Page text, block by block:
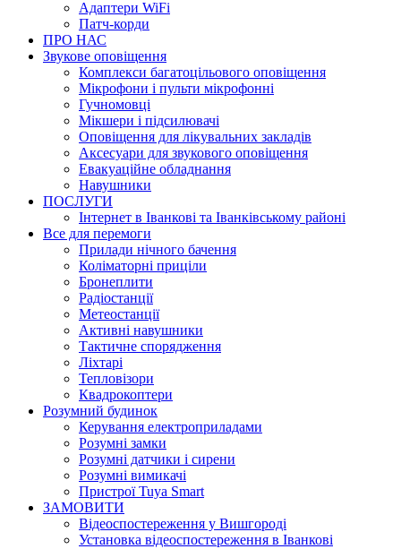
Адаптери WiFi
Патч-корди
ПРО НАС
Звукове оповіщення
Комплекси багатоцільового оповіщення
Мікрофони і пульти мікрофонні
Гучномовці
Мікшери і підсилювачі
Оповіщення для лікувальних закладів
Аксесуари для звукового оповіщення
Евакуаційне обладнання
Навушники
ПОСЛУГИ
Інтернет в Іванкові та Іванківському районі
Все для перемоги
Прилади нічного бачення
Коліматорні приціли
Бронеплити
Радіостанції
Метеостанції
Активні навушники
Тактичне спорядження
Ліхтарі
Тепловізори
Квадрокоптери
Розумний будинок
Керування електроприладами
Розумні замки
Розумні датчики і сирени
Розумні вимикачі
Пристрої Tuya Smart
ЗАМОВИТИ
Відеоспостереження у Вишгороді
Установка відеоспостереження в Іванкові